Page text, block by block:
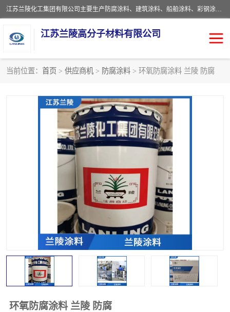
江苏兰陵化工集团有限公司主要生产防腐涂料、建筑涂料、船舶涂料、彩钢涂料、粉末涂料五大类产品，具备10 万吨年生产能力，可以提供优质精良的涂装施工服务，产品广销全国各地，大量出口亚非欧及拉美等国家。
江苏兰陵高分子材料有限公司
当前位置： 首页 > 供应商机 > 防腐涂料 > 环氧防腐涂料 兰陵 防腐
环氧防腐涂料 兰陵 防腐
内外墙涂料
风电专用涂料
粉末涂料
流体机械专用涂料